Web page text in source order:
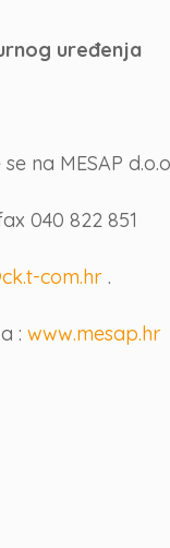
uređenja
na MESAP
040 822 851
com.hr .
: www.mesap.hr